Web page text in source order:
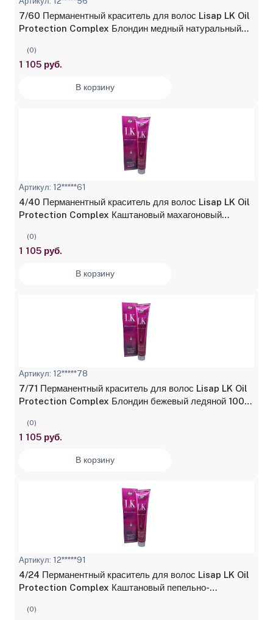
7/60 Перманентный краситель для волос Lisap LK Oil
Protection Complex Блондин медный натуральный
(0)
1 105 руб.
В корзину
Артикул: 12*****61
4/40 Перманентный краситель для волос Lisap LK Oil
Protection Complex Каштановый махагоновый
(0)
1 105 руб.
В корзину
Артикул: 12*****78
7/71 Перманентный краситель для волос Lisap LK Oil
Protection Complex Блондин бежевый ледяной 100
(0)
1 105 руб.
В корзину
Артикул: 12*****91
4/24 Перманентный краситель для волос Lisap LK Oil
Protection Complex Каштановый пепельно-
(0)